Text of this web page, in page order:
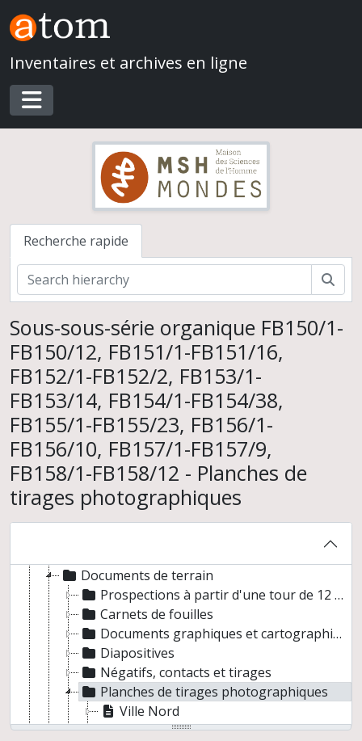
Skip to main content
Inventaires et archives en ligne
Toggle navigation
Recherche rapide
Sous-sous-série organique FB150/1-
FB150/12, FB151/1-FB151/16,
FB152/1-FB152/2, FB153/1-
FB153/14, FB154/1-FB154/38,
FB155/1-FB155/23, FB156/1-
FB156/10, FB157/1-FB157/9,
FB158/1-FB158/12 - Planches de
tirages photographiques
Frank Braemer. Archéologie du Proche-Orient hellénistique et romain
Prospection dans le Hauran (Syrie du Sud et Jordanie)
Participation aux fouilles de Sia (Syrie)
Relevés de terrain issus des fouilles du Tell ancien de Jerash (Jordanie)
Codirection de la Mission archéologique franco-syrienne de Khirbet el Umbashi (Syrie)
Documents de terrain
Prospections à partir d'une tour de 12 mètres
Carnets de fouilles
Documents graphiques et cartographiques
Diapositives
Négatifs, contacts et tirages
Planches de tirages photographiques
Ville Nord
Nécropole Est